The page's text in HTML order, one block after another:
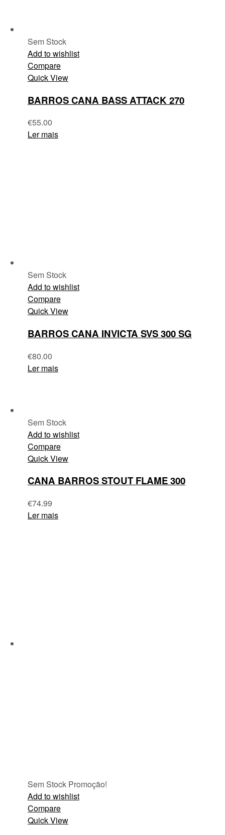
Sem Stock
Add to wishlist
Compare
Quick View
BARROS CANA BASS ATTACK 270
€55.00
Ler mais
Sem Stock
Add to wishlist
Compare
Quick View
BARROS CANA INVICTA SVS 300 SG
€80.00
Ler mais
Sem Stock
Add to wishlist
Compare
Quick View
CANA BARROS STOUT FLAME 300
€74.99
Ler mais
Sem Stock Promoção!
Add to wishlist
Compare
Quick View